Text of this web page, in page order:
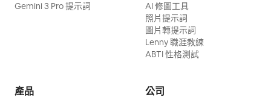
Gemini 3 Pro 提示詞
AI 修圖工具
照片提示詞
圖片轉提示詞
Lenny 職涯教練
ABTI 性格測試
產品 公司